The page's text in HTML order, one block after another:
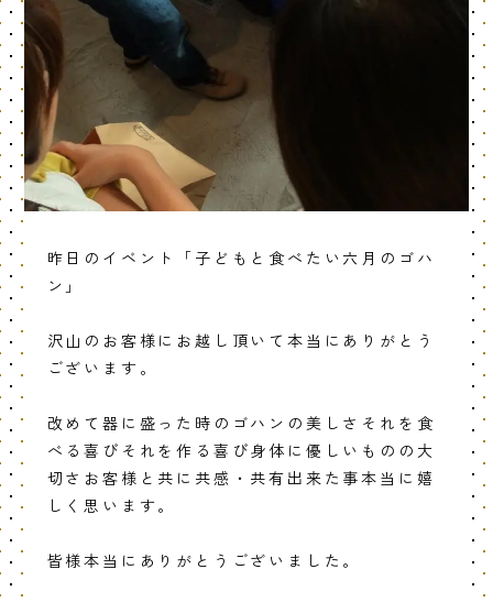
昨日のイベント「子どもと食べたい六月のゴハ
ン」
沢山のお客様にお越し頂いて本当にありがとう
ございます。
改めて器に盛った時のゴハンの美しさそれを食
べる喜びそれを作る喜び身体に優しいものの大
切さお客様と共に共感・共有出来た事本当に嬉
しく思います。
皆様本当にありがとうございました。